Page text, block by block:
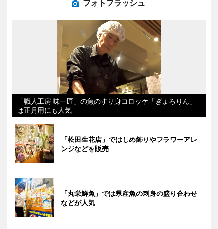
フォトフラッシュ
「職人工房 味一匠」の魚のすり身コロッケ「ぎょろりん」
は正月用にも人気
「松田生花店」ではしめ飾りやフラワーアレ
ンジなどを販売
「丸栄鮮魚」では県産魚の刺身の盛り合わせ
などが人気